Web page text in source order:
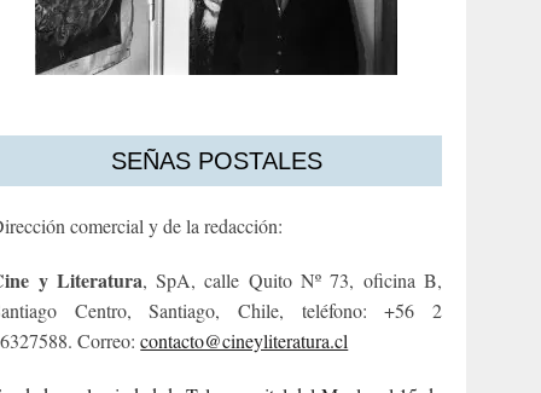
SEÑAS POSTALES
comercial y de la redacción:
y Literatura, SpA, calle Quito Nº 73, oficina B,
Centro, Santiago, Chile, teléfono: +56 2
Correo:contacto@cineyliteratura.cl